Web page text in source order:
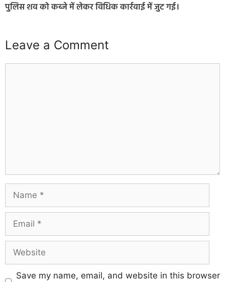
पुलिस शव को कब्जे में लेकर विधिक कार्रवाई में जुट गई।
Leave a Comment
Save my name, email, and website in this browser